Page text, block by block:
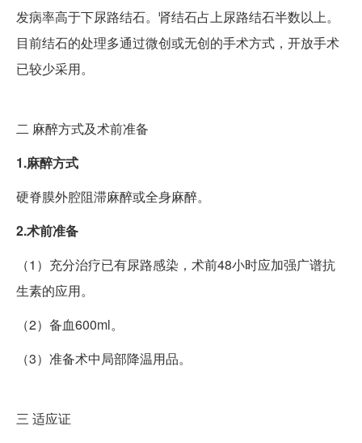
发病率高于下尿路结石。肾结石占上尿路结石半数以上。
目前结石的处理多通过微创或无创的手术方式，开放手术
已较少采用。
二 麻醉方式及术前准备
1.麻醉方式
硬脊膜外腔阻滞麻醉或全身麻醉。
2.术前准备
（1）充分治疗已有尿路感染，术前48小时应加强广谱抗
生素的应用。
（2）备血600ml。
（3）准备术中局部降温用品。
三 适应证